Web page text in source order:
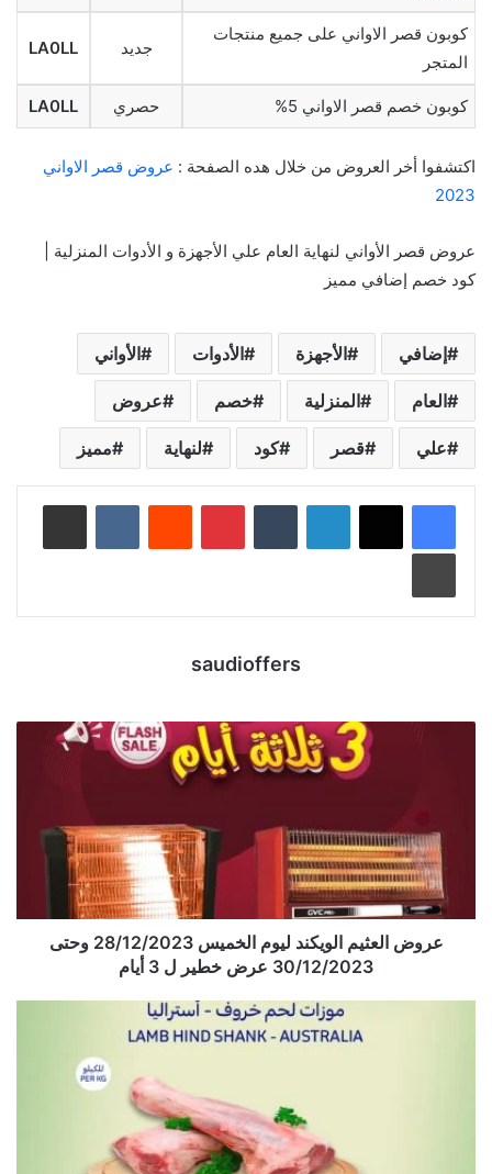
كوبون قصر الاواني على جميع منتجات
المتجر
جديد LA0LL
كوبون خصم قصر الاواني 5% حصري LA0LL
اكتشفوا أخر العروض من خلال هده الصفحة : عروض قصر الاواني
2023
عروض قصر الأواني لنهاية العام علي الأجهزة و الأدوات المنزلية |
كود خصم إضافي مميز
إضافي الأجهزة الأدوات الأواني
العام المنزلية خصم عروض
علي قصر كود لنهاية مميز
لينكدإن بينتيريست
saudioffers
عروض العثيم الويكند ليوم الخميس 28/12/2023 وحتى
30/12/2023 عرض خطير ل 3 أيام